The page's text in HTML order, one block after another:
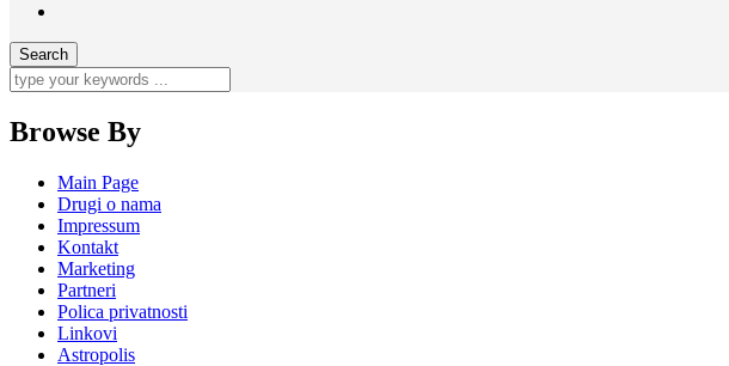
Browse By
Main Page
Drugi o nama
Impressum
Kontakt
Marketing
Partneri
Polica privatnosti
Linkovi
Astropolis